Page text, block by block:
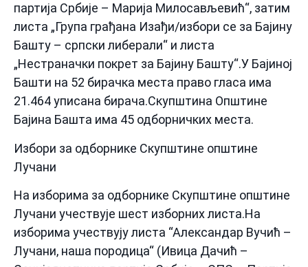
партија Србије – Марија Милосављевић“, затим
листа „Група грађана Изађи/избори се за Бајину
Башту – српски либерали“ и листа
„Нестраначки покрет за Бајину Башту“.У Бајиној
Башти на 52 бирачка места право гласа има
21.464 уписана бирача.Скупштина Општине
Бајина Башта има 45 одборничких места.
Избори за одборнике Скупштине општине
Лучани
На изборима за одборнике Скупштине општине
Лучани учествује шест изборних листа.На
изборима учествују листа “Александар Вучић –
Лучани, наша породица“ (Ивица Дачић –